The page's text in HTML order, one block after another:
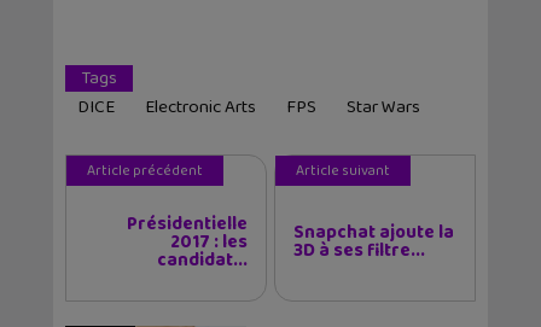
Tags
DICE
Electronic Arts FPS Star Wars
Article précédent
Présidentielle
2017 : les
candidat...
Article suivant
Snapchat ajoute la
3D à ses filtre...